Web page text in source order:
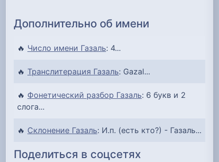
Дополнительно об имени
🔥 Число имени Газаль: 4...
🔥 Транслитерация Газаль: Gazal...
🔥 Фонетический разбор Газаль: 6 букв и 2
слога...
🔥 Склонение Газаль: И.п. (есть кто?) - Газаль...
Поделиться в соцсетях